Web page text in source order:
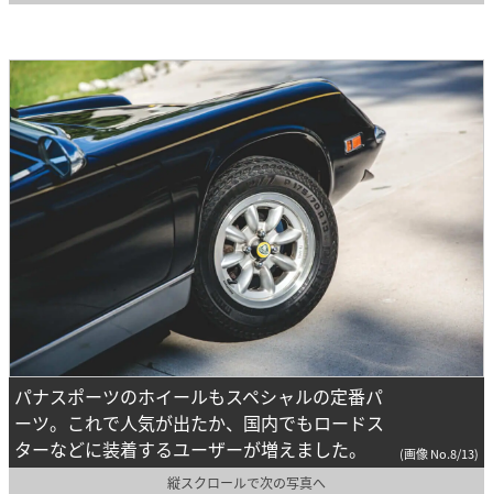
パナスポーツのホイールもスペシャルの定番パ
ーツ。これで人気が出たか、国内でもロードス
ターなどに装着するユーザーが増えました。
(画像 No.8/13)
縦スクロールで次の写真へ